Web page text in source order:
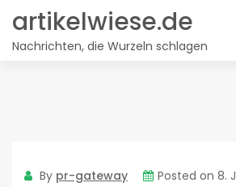
content
artikelwiese.de
Nachrichten, die Wurzeln schlagen
By pr-gateway Posted on 8.